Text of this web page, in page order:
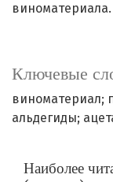
Ключевые
виноматериал;
альдегиды;
виноматериала.
Наиболее